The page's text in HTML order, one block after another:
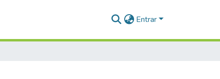
Entrar